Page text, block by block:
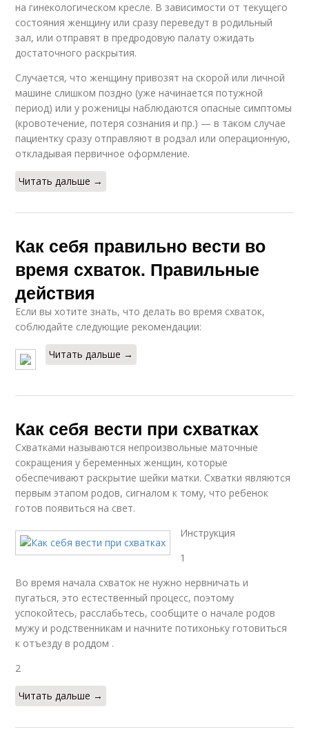
на гинекологическом кресле. В зависимости от текущего
состояния женщину или сразу переведут в родильный
зал, или отправят в предродовую палату ожидать
достаточного раскрытия.
Случается, что женщину привозят на скорой или личной
машине слишком поздно (уже начинается потужной
период) или у роженицы наблюдаются опасные симптомы
(кровотечение, потеря сознания и пр.) — в таком случае
пациентку сразу отправляют в родзал или операционную,
откладывая первичное оформление.
Читать дальше →
Как себя правильно вести во
время схваток. Правильные
действия
Если вы хотите знать, что делать во время схваток,
соблюдайте следующие рекомендации:
Читать дальше →
Как себя вести при схватках
Схватками называются непроизвольные маточные
сокращения у беременных женщин, которые
обеспечивают раскрытие шейки матки. Схватки являются
первым этапом родов, сигналом к тому, что ребенок
готов появиться на свет.
Инструкция
1
Во время начала схваток не нужно нервничать и
пугаться, это естественный процесс, поэтому
успокойтесь, расслабьтесь, сообщите о начале родов
мужу и родственникам и начните потихоньку готовиться
к отъезду в роддом .
2
Читать дальше →